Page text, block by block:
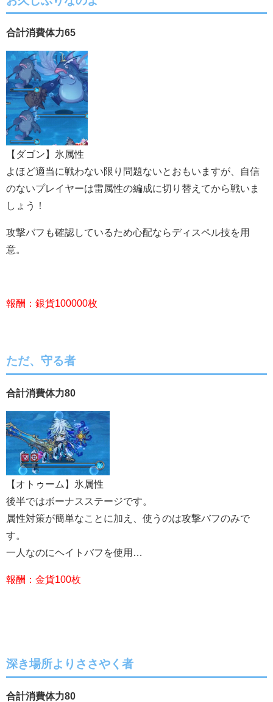
合計消費体力65
【ダゴン】氷属性
よほど適当に戦わない限り問題ないとおもいますが、自信
のないプレイヤーは雷属性の編成に切り替えてから戦いま
しょう！
攻撃バフも確認しているため心配ならディスペル技を用
意。
報酬：銀貨100000枚
ただ、守る者
合計消費体力80
【オトゥーム】氷属性
後半ではボーナスステージです。
属性対策が簡単なことに加え、使うのは攻撃バフのみで
す。
一人なのにヘイトバフを使用…
報酬：金貨100枚
深き場所よりささやく者
合計消費体力80